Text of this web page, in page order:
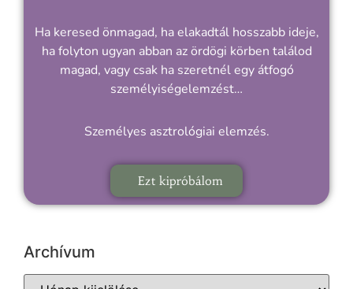
Ha keresed önmagad, ha elakadtál hosszabb ideje,
ha folyton ugyan abban az ördögi körben találod
magad, vagy csak ha szeretnél egy átfogó
személyiségelemzést…
Személyes asztrológiai elemzés.
Ezt kipróbálom
Archívum